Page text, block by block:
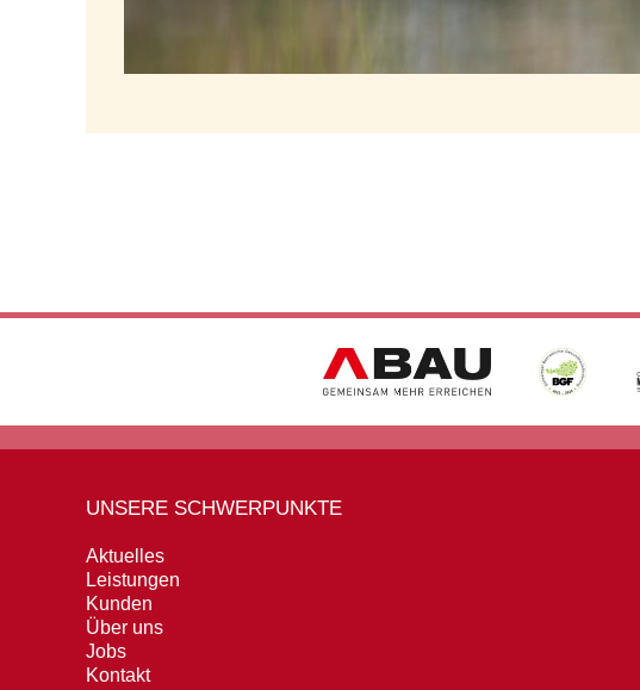
UNSERE SCHWERPUNKTE
Aktuelles
Leistungen
Kunden
Über uns
Jobs
Kontakt